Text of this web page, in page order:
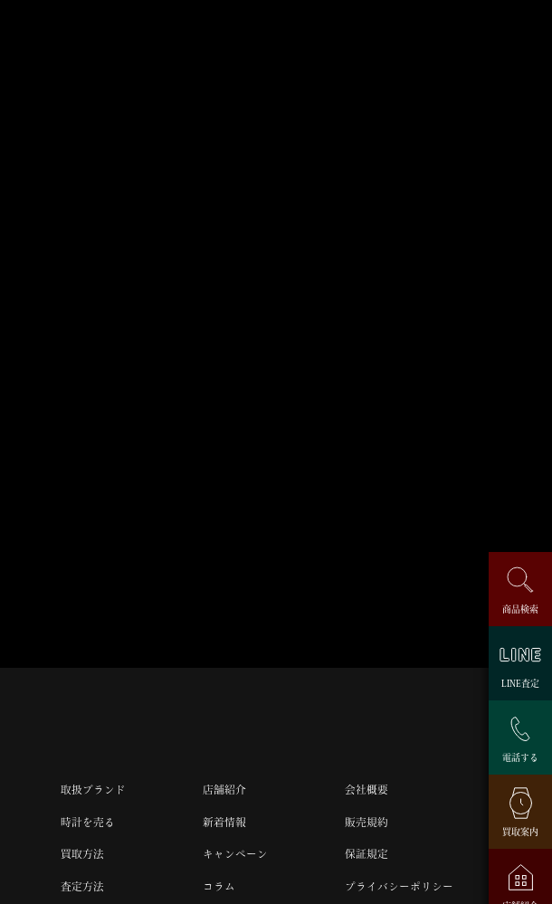
取扱ブランド
時計を売る
買取方法
査定方法
店舗紹介
新着情報
キャンペーン
コラム
会社概要
販売規約
保証規定
プライバシーポリシー
商品検索
LINE査定
電話する
買取案内